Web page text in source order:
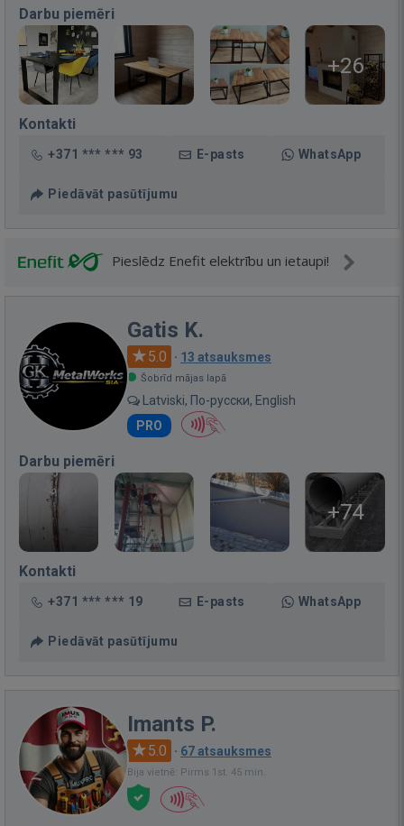
Darbu piemēri
+26
Kontakti
+371 *** *** 93 E-pasts WhatsApp
Piedāvāt pasūtījumu
Pieslēdz Enefit elektrību un ietaupi!
Gatis K.
5.0 · 13 atsauksmes
Šobrīd mājas lapā
Latviski, По-русски, English
PRO
Darbu piemēri
+74
Kontakti
+371 *** *** 19 E-pasts WhatsApp
Piedāvāt pasūtījumu
Imants P.
5.0 · 67 atsauksmes
Bija vietnē: Pirms 1st. 45 min.